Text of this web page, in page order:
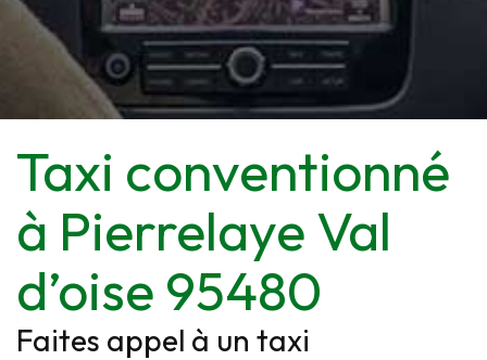
Taxi conventionné
à Pierrelaye Val
d’oise 95480
Faites appel à un taxi